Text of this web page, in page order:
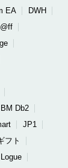
EA
DWH
IBM Db2
JP1
フト